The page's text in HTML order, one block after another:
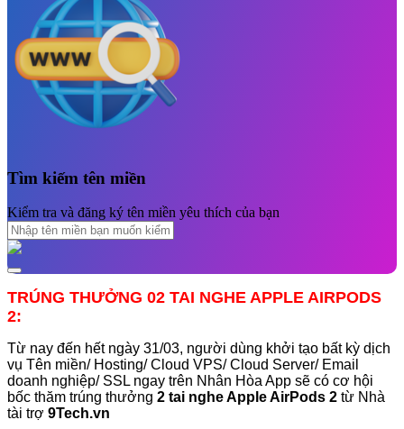
Tìm kiếm tên miền
Kiểm tra và đăng ký tên miền yêu thích của bạn
TRÚNG THƯỞNG 02 TAI NGHE APPLE AIRPODS
2:
Từ nay đến hết ngày 31/03, người dùng khởi tạo bất kỳ dịch
vụ Tên miền/ Hosting/ Cloud VPS/ Cloud Server/ Email
doanh nghiệp/ SSL ngay trên Nhân Hòa App sẽ có cơ hội
bốc thăm trúng thưởng 2 tai nghe Apple AirPods 2 từ Nhà
tài trợ 9Tech.vn